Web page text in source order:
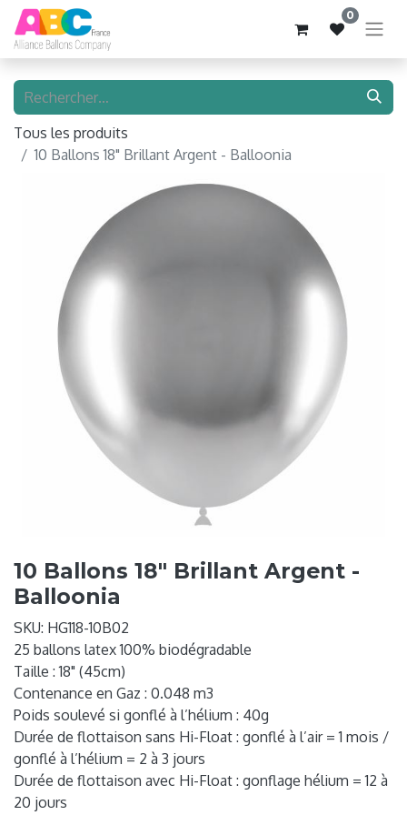
0
Tous les produits
10 Ballons 18" Brillant Argent - Balloonia
10 Ballons 18" Brillant Argent -
Balloonia
SKU: HG118-10B02
25 ballons latex 100% biodégradable
Taille : 18" (45cm)
Contenance en Gaz : 0.048 m3
Poids soulevé si gonflé à l’hélium : 40g
Durée de flottaison sans Hi-Float : gonflé à l’air = 1 mois /
gonflé à l’hélium = 2 à 3 jours
Durée de flottaison avec Hi-Float : gonflage hélium = 12 à
20 jours